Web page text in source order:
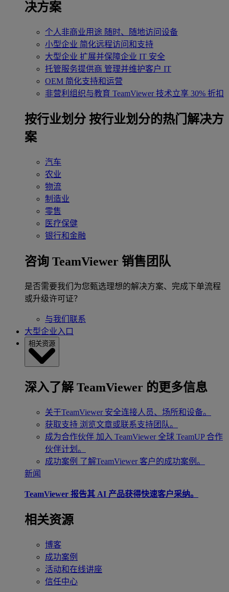
决方案
个人非商业用途 随时、随地访问设备
小型企业 简化远程访问和支持
大型企业 扩展并保障企业 IT 安全
托管服务提供商 管理并维护客户 IT
OEM 简化支持和运营
非营利组织与教育 TeamViewer 技术立享 30% 折扣
‌按行业划分 按行业划分的热门解决方
案
汽车
农业
物流
制造业
零售
医疗保健
银行和金融
咨询 TeamViewer 销售团队
是否需要我们为您甄选理想的解决方案、完成下单流程
或升级许可证？
与我们联系
大型企业入口
相关资源
深入了解 TeamViewer 的更多信息
关于TeamViewer 安全连接人员、场所和设备。
获取支持 浏览文章或联系支持团队。
成为合作伙伴 加入 TeamViewer 全球 TeamUP 合作
伙伴计划。
成功案例 了解TeamViewer 客户的成功案例。
新闻
TeamViewer 报告其 AI 产品获得快速客户采纳。
相关资源
博客
成功案例
活动和在线讲座
信任中心